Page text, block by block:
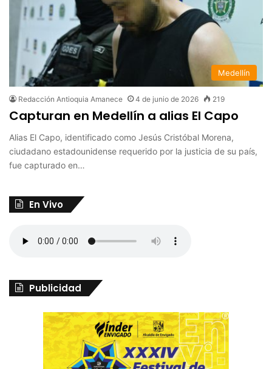
Medellín
Redacción Antioquia Amanece 4 de junio de 2026 219
Capturan en Medellín a alias El Capo
Alias El Capo, identificado como Jesús Cristóbal Morena,
ciudadano estadounidense requerido por la justicia de su país,
fue capturado en…
En Vivo
Publicidad